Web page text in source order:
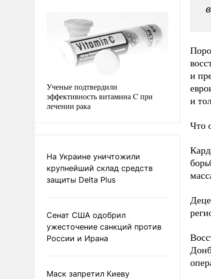
Ученые подтвердили
эффективность витамина C при
лечении рака
На Украине уничтожили
крупнейший склад средств
защиты Delta Plus
Сенат США одобрил
ужесточение санкций против
России и Ирана
Маск запретил Киеву
и
и
Что